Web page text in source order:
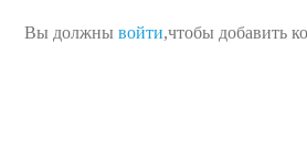
Вы должнывойти,чтобы добавить